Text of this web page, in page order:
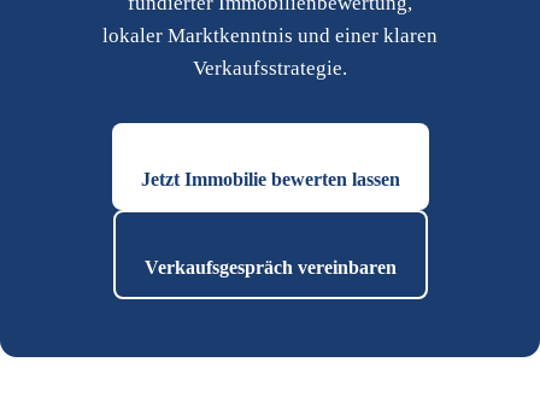
lokaler Marktkenntnis und einer klaren
Verkaufsstrategie.
Jetzt Immobilie bewerten lassen
Verkaufsgespräch vereinbaren